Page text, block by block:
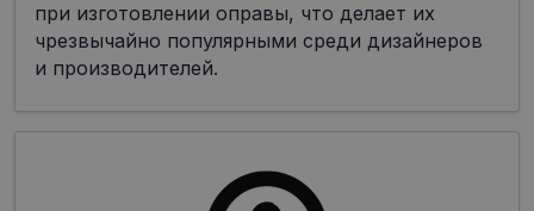
при изготовлении оправы, что делает их
чрезвычайно популярными среди дизайнеров
и производителей.